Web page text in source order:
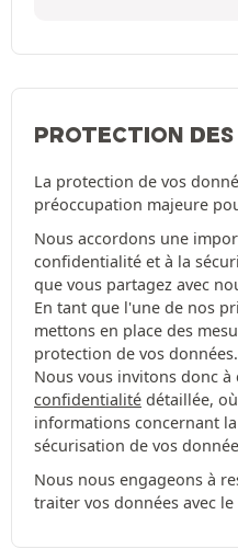
PROTECTION
La protection de vos
préoccupation majeure
Nous accordons une
confidentialité et à la
que vous partagez avec
En tant que l'une de nos
mettons en place des
protection de vos données.
Nous vous invitons donc
confidentialité détaillée,
informations concernant
sécurisation de vos
Nous nous engageons à
traiter vos données avec